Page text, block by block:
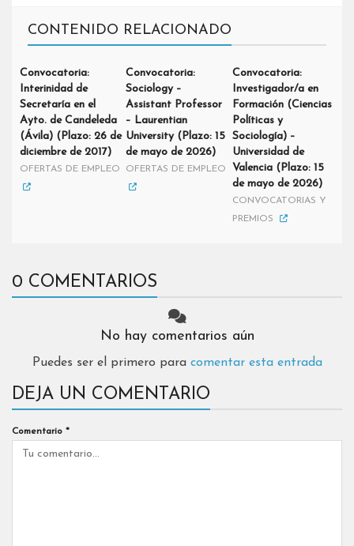
CONTENIDO RELACIONADO
Convocatoria:
Interinidad de
Secretaría en el
Ayto. de Candeleda
(Ávila) (Plazo: 26 de
diciembre de 2017)
OFERTAS DE EMPLEO
Convocatoria:
Sociology –
Assistant Professor
– Laurentian
University (Plazo: 15
de mayo de 2026)
OFERTAS DE EMPLEO
Convocatoria:
Investigador/a en
Formación (Ciencias
Políticas y
Sociología) –
Universidad de
Valencia (Plazo: 15
de mayo de 2026)
CONVOCATORIAS Y
PREMIOS
0 COMENTARIOS
No hay comentarios aún
Puedes ser el primero para comentar esta entrada
DEJA UN COMENTARIO
Comentario *